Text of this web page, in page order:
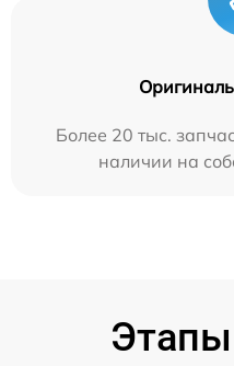
Более 20 тыс.
наличии на